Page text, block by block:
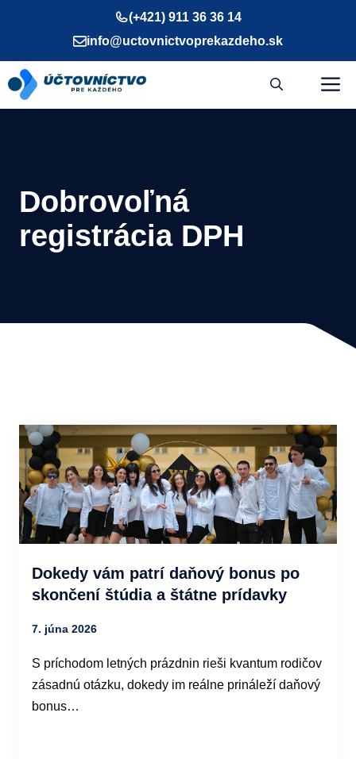
(+421) 911 36 36 14
info@uctovnictvoprekazdeho.sk
Dobrovoľná
registrácia DPH
Dokedy vám patrí daňový bonus po
skončení štúdia a štátne prídavky
7. júna 2026
S príchodom letných prázdnin rieši kvantum rodičov
zásadnú otázku, dokedy im reálne prináleží daňový
bonus…